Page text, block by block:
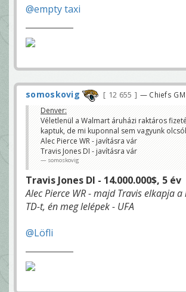
@empty taxi
somoskovig 12 655 — Chiefs GM
Denver:
Véletlenül a Walmart áruházi raktáros
kaptuk, de mi kuponnal sem vagyunk
Alec Pierce WR - javításra vár
Travis Jones DI - javításra vár
somoskovig
Travis Jones DI - 14.000.000$, 5 év
Alec Pierce WR - majd Travis elkapja a
TD-t, én meg lelépek - UFA
@Löfli